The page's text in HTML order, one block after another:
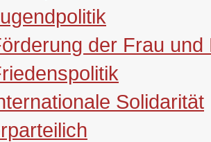
der Frau und
Solidarität